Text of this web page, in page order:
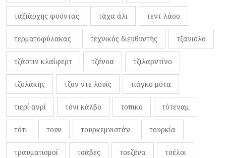
ταξιάρχης φούντας τάχα άλι τεντ λάσο
τερματοφύλακας τεχνικός διευθυντής τζανιόλο
τζάστιν κλαίφερτ τζένοα τζιλαρντίνο
τζολάκης τζον ντε λουίς τιάγκο μότα
τιερί ανρί τόνι κάλβο τοπικό τότεναμ
τότι τουν τουρκεμνιστάν τουρκία
τραυματισμοί τσάβες τσεζένα τσέλσι